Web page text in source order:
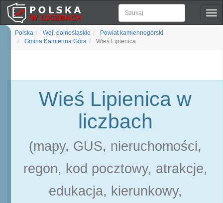
Polska Woj. dolnośląskie
Powiat kamiennogórski
Gmina Kamienna Góra
Wieś Lipienica
Wieś Lipienica w
liczbach
(mapy, GUS, nieruchomości,
regon, kod pocztowy, atrakcje,
edukacja, kierunkowy,